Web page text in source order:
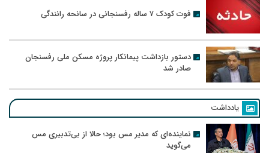
فوت کودک ۷ ساله رفسنجانی در سانحه رانندگی
دستور بازداشت پیمانکار پروژه مسکن ملی رفسنجان
صادر شد
یادداشت
نماینده‌ای که مدیر مس بود؛ حالا از بی‌تدبیری مس
می‌گوید